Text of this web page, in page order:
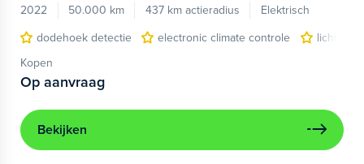
2022
50.000 km 437 km actieradius
Elektrisch
dodehoek detectie
electronic climate controle
Kopen
Op aanvraag
Bekijken